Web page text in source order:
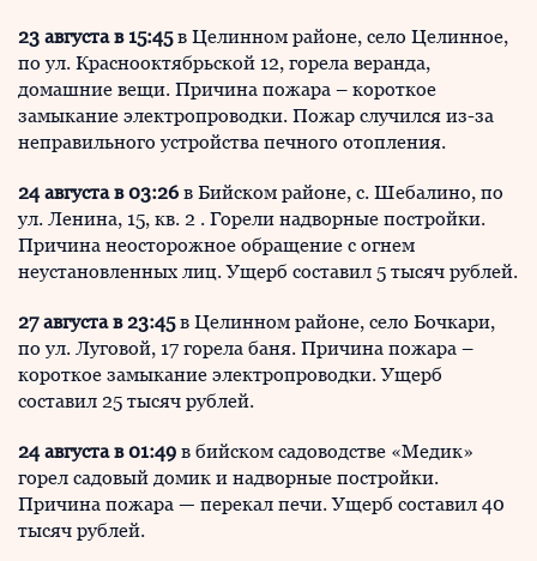
23 августа в 15:45в Целинном районе, село Целинное,
по ул. Краснооктябрьской 12, горела веранда,
домашние вещи. Причина пожара – короткое
замыкание электропроводки. Пожар случился из-за
неправильного устройства печного отопления.
24 августа в 03:26 в Бийском районе, с. Шебалино, по
ул. Ленина, 15, кв. 2 . Горели надворные постройки.
Причина неосторожное обращение с огнем
неустановленных лиц. Ущерб составил 5 тысяч рублей.
27 августа в 23:45в Целинном районе, село Бочкари,
по ул. Луговой, 17 горела баня. Причина пожара –
короткое замыкание электропроводки. Ущерб
составил 25 тысяч рублей.
24 августа в 01:49 в бийском садоводстве «Медик»
горел садовый домик и надворные постройки.
Причина пожара — перекал печи. Ущерб составил 40
тысяч рублей.